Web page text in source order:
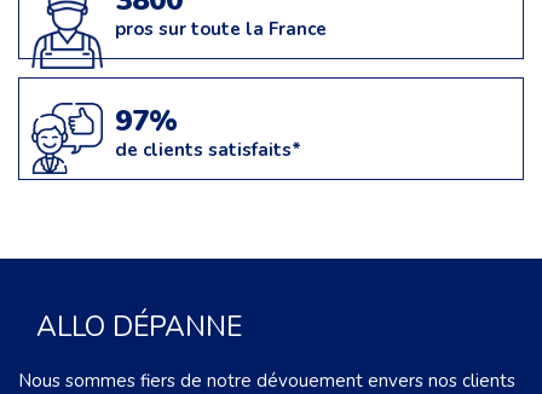
pros sur toute la France
97%
de clients satisfaits*
ALLO DÉPANNE
Nous sommes fiers de notre dévouement envers nos clients